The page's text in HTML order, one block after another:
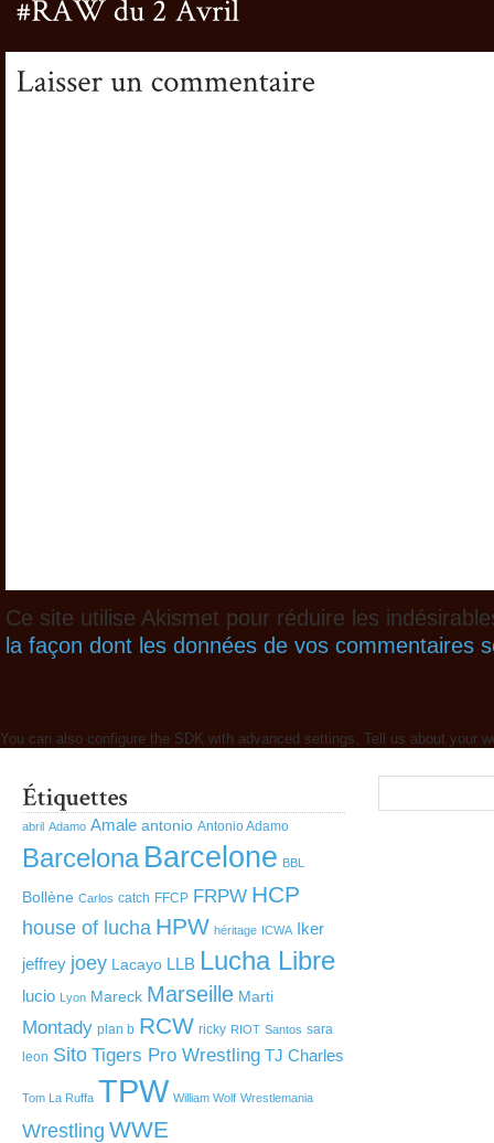
Ce site utilise Akismet pour réduire les
la façon dont les données de vos commentaires
You can also configure the SDK with advanced settings. Tell us about your
abril Adamo Amale antonio Antonio Adamo
Barcelona Barcelone BBL
Bollène Carlos catch FFCP FRPW HCP
house of lucha HPW héritage ICWA Iker
jeffrey joey Lacayo LLB Lucha Libre
lucio Lyon Mareck Marseille Marti
Montady plan b RCW ricky RIOT Santos sara
leon Sito Tigers Pro Wrestling TJ Charles
Tom La Ruffa TPW William Wolf Wrestlemania
Wrestling WWE